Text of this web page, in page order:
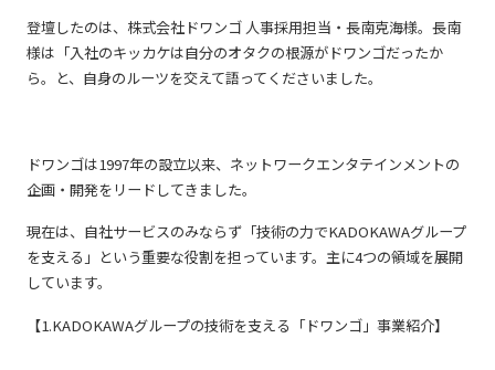
登壇したのは、株式会社ドワンゴ 人事採用担当・長南克海様。長南
様は「入社のキッカケは自分のオタクの根源がドワンゴだったか
ら。と、自身のルーツを交えて語ってくださいました。
ドワンゴは1997年の設立以来、ネットワークエンタテインメントの
企画・開発をリードしてきました。
現在は、自社サービスのみならず「技術の力でKADOKAWAグループ
を支える」という重要な役割を担っています。主に4つの領域を展開
しています。
【1.KADOKAWAグループの技術を支える「ドワンゴ」事業紹介】